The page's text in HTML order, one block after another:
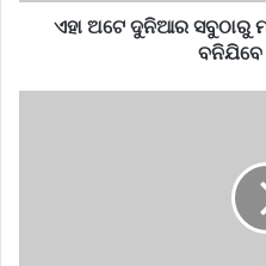
ଏହା ଅଟେ ଦୁନିଆର ସବୁଠାରୁ